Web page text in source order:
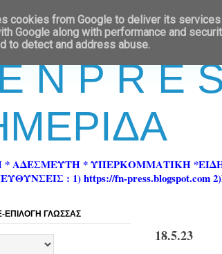
N P R E
* ΑΔΕΣΜΕΥΤΗ * ΥΠΕΡΚΟΜΜΑΤΙΚΗ
: 1) https://fn-press.blogspot.com
18.5.23
ΕΠΙΛΟΓΗ ΓΛΩΣΣΑΣ
cookies from Google to deliver its
Google along with performance and
to detect and address abuse.